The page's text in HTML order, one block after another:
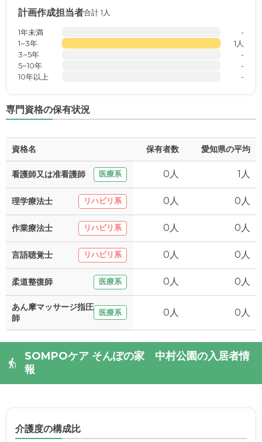
計画作成担当者合計 1人
1年未満
-
1~3年
1人
3~5年
-
5~10年
-
10年以上
-
専門資格の保有状況
資格名 保有者数 愛知県の平均
看護師又は准看護師 医療系 0人 1人
理学療法士 リハビリ系 0人 0人
作業療法士 リハビリ系 0人 0人
言語聴覚士 リハビリ系 0人 0人
柔道整復師 医療系 0人 0人
あん摩マッサージ指圧
師
医療系 0人 0人
SOMPOケア そんぽの家 中村公園の入居者情
報
介護度の構成比